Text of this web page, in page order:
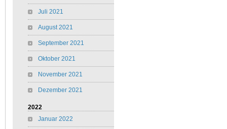
Juli 2021
August 2021
September 2021
Oktober 2021
November 2021
Dezember 2021
2022
Januar 2022